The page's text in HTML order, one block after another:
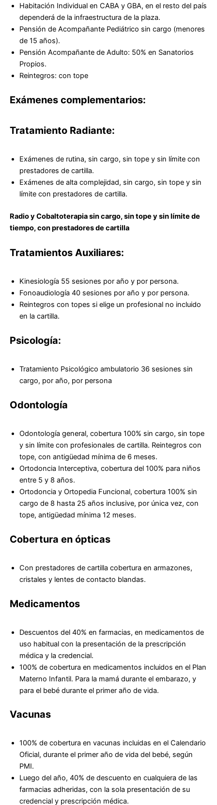
Habitación Individual en CABA y GBA, en el resto del país
dependerá de la infraestructura de la plaza.
Pensión de Acompañante Pediátrico sin cargo (menores
de 15 años).
Pensión Acompañante de Adulto: 50% en Sanatorios
Propios.
Reintegros: con tope
Exámenes complementarios:
Tratamiento Radiante:
Exámenes de rutina, sin cargo, sin tope y sin límite con
prestadores de cartilla.
Exámenes de alta complejidad, sin cargo, sin tope y sin
límite con prestadores de cartilla.
Radio y Cobaltoterapia sin cargo, sin tope y sin límite de
tiempo, con prestadores de cartilla
Tratamientos Auxiliares:
Kinesiología 55 sesiones por año y por persona.
Fonoaudiología 40 sesiones por año y por persona.
Reintegros con topes si elige un profesional no incluido
en la cartilla.
Psicología:
Tratamiento Psicológico ambulatorio 36 sesiones sin
cargo, por año, por persona
Odontología
Odontología general, cobertura 100% sin cargo, sin tope
y sin límite con profesionales de cartilla. Reintegros con
tope, con antigüedad mínima de 6 meses.
Ortodoncia Interceptiva, cobertura del 100% para niños
entre 5 y 8 años.
Ortodoncia y Ortopedia Funcional, cobertura 100% sin
cargo de 8 hasta 25 años inclusive, por única vez, con
tope, antigüedad mínima 12 meses.
Cobertura en ópticas
Con prestadores de cartilla cobertura en armazones,
cristales y lentes de contacto blandas.
Medicamentos
Descuentos del 40% en farmacias, en medicamentos de
uso habitual con la presentación de la prescripción
médica y la credencial.
100% de cobertura en medicamentos incluidos en el Plan
Materno Infantil. Para la mamá durante el embarazo, y
para el bebé durante el primer año de vida.
Vacunas
100% de cobertura en vacunas incluidas en el Calendario
Oficial, durante el primer año de vida del bebé, según
PMI.
Luego del año, 40% de descuento en cualquiera de las
farmacias adheridas, con la sola presentación de su
credencial y prescripción médica.